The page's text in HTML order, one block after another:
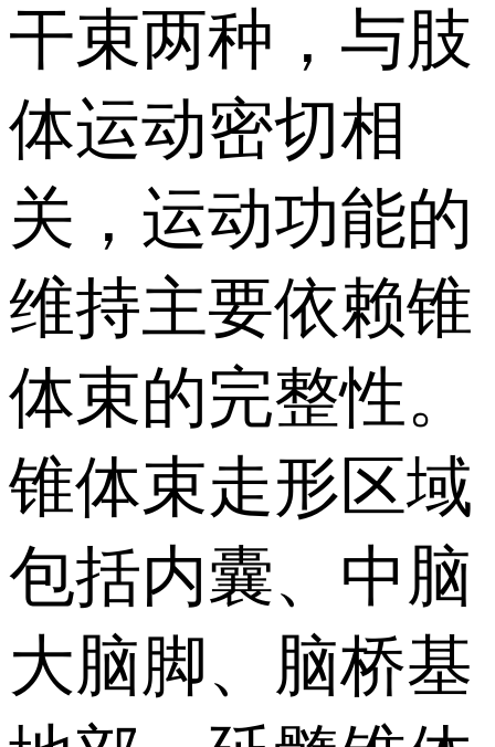
干束两种，与肢
体运动密切相
关，运动功能的
维持主要依赖锥
体束的完整性。
锥体束走形区域
包括内囊、中脑
大脑脚、脑桥基